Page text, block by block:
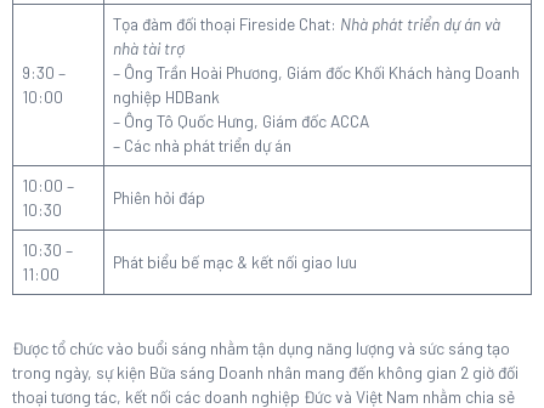
9:30 –
10:00
Tọa đàm đối thoại Fireside Chat: Nhà phát triển dự án và
nhà tài trợ
– Ông Trần Hoài Phương, Giám đốc Khối Khách hàng Doanh
nghiệp HDBank
– Ông Tô Quốc Hưng, Giám đốc ACCA
– Các nhà phát triển dự án
10:00 –
10:30
Phiên hỏi đáp
10:30 –
11:00
Phát biểu bế mạc & kết nối giao lưu
Được tổ chức vào buổi sáng nhằm tận dụng năng lượng và sức sáng tạo
trong ngày, sự kiện Bữa sáng Doanh nhân mang đến không gian 2 giờ đối
thoại tương tác, kết nối các doanh nghiệp Đức và Việt Nam nhằm chia sẻ